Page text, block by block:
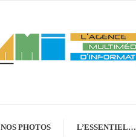
NOS PHOTOS L’ESSENTIEL…